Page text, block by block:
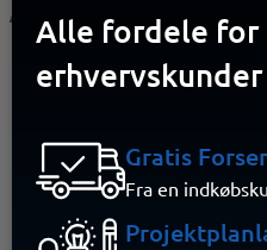
Alle fordele for
erhvervskunder
Gratis
Fra en